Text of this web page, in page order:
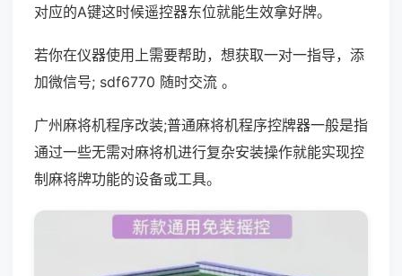
对应的A键这时候遥控器东位就能生效拿好牌。
若你在仪器使用上需要帮助，想获取一对一指导，添
加微信号; sdf6770 随时交流 。
广州麻将机程序改装;普通麻将机程序控牌器一般是指
通过一些无需对麻将机进行复杂安装操作就能实现控
制麻将牌功能的设备或工具。